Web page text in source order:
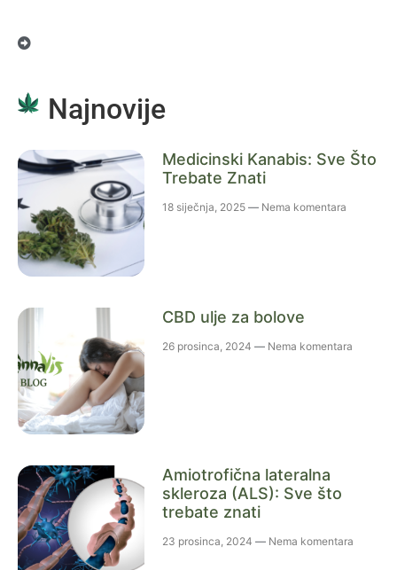
Najnovije
Medicinski Kanabis: Sve Što
Trebate Znati
18 siječnja, 2025 Nema komentara
CBD ulje za bolove
26 prosinca, 2024 Nema komentara
Amiotrofična lateralna
skleroza (ALS): Sve što
trebate znati
23 prosinca, 2024 Nema komentara